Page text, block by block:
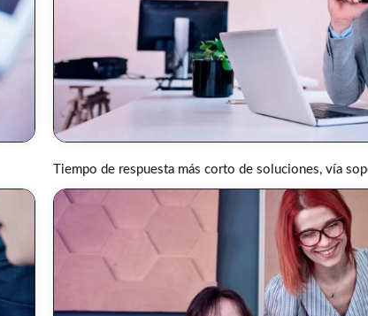
Tiempo de respuesta más corto de soluciones, vía